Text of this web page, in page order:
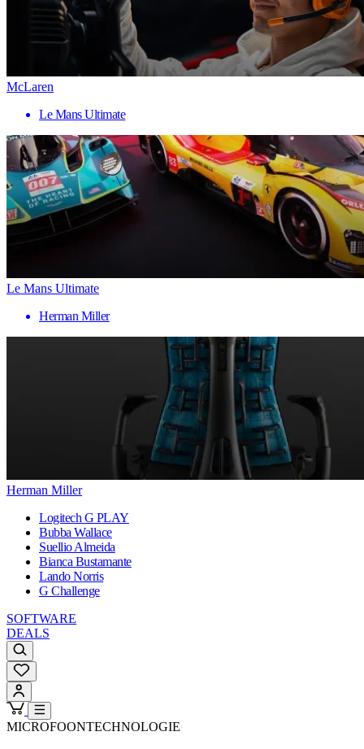
McLaren
Le Mans Ultimate
Le Mans Ultimate
Herman Miller
Herman Miller
Logitech G PLAY
Bubba Wallace
Suellio Almeida
Bianca Bustamante
Lando Norris
G Challenge
SOFTWARE
DEALS
MICROFOONTECHNOLOGIE